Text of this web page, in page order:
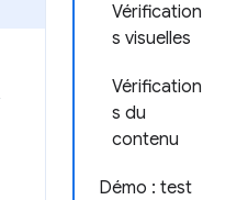
Vérification
s visuelles
Vérification
s du
contenu
Démo : test